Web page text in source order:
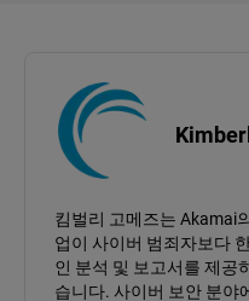
킴벌리 고메즈는 Akamai
업이 사이버 범죄자보다
인 분석 및 보고서를 제공
습니다. 사이버 보안 분야